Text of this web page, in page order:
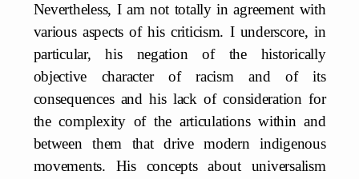
Nevertheless, I am not totally in agreement with
various aspects of his criticism. I underscore, in
particular, his negation of the historically
objective character of racism and of its
consequences and his lack of consideration for
the complexity of the articulations within and
between them that drive modern indigenous
movements. His concepts about universalism